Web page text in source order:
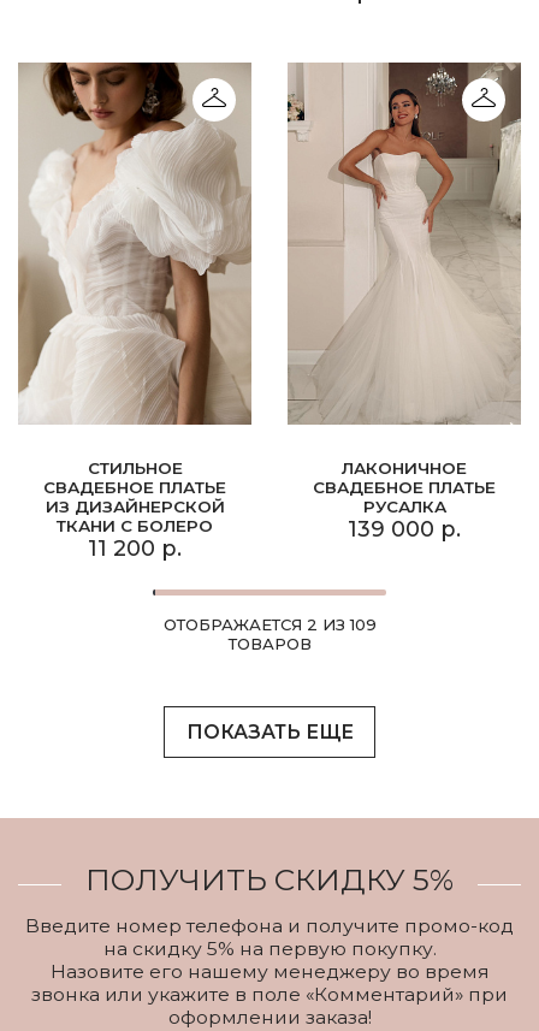
СТИЛЬНОЕ
СВАДЕБНОЕ ПЛАТЬЕ
ИЗ ДИЗАЙНЕРСКОЙ
ТКАНИ С БОЛЕРО
11 200 р.
ЛАКОНИЧНОЕ
СВАДЕБНОЕ ПЛАТЬЕ
РУСАЛКА
139 000 р.
ОТОБРАЖАЕТСЯ 2 ИЗ 109
ТОВАРОВ
ПОКАЗАТЬ ЕЩЕ
ПОЛУЧИТЬ СКИДКУ 5%
Введите номер телефона и получите промо-код
на скидку 5% на первую покупку.
Назовите его нашему менеджеру во время
звонка или укажите в поле «Комментарий» при
оформлении заказа!